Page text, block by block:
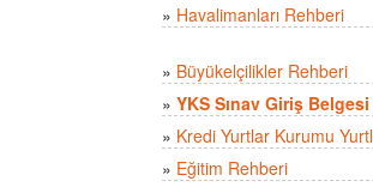
» Havalimanları Rehberi
» Büyükelçilikler Rehberi
» YKS Sınav Giriş Belgesi
» Kredi Yurtlar Kurumu
» Eğitim Rehberi